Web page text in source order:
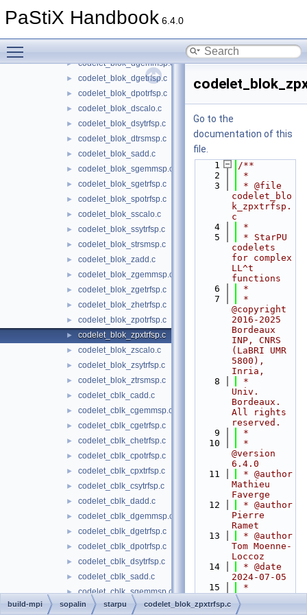
PaStiX Handbook 6.4.0
codelet_blok_csytrfsp.c
► codelet_blok_dgemmsp.c
► codelet_blok_dgetrfsp.c
► codelet_blok_dpotrfsp.c
► codelet_blok_dscalo.c
► codelet_blok_dsytrfsp.c
► codelet_blok_dtrsmsp.c
► codelet_blok_sadd.c
► codelet_blok_sgemmsp.c
► codelet_blok_sgetrfsp.c
► codelet_blok_spotrfsp.c
► codelet_blok_sscalo.c
► codelet_blok_ssytrfsp.c
► codelet_blok_strsmsp.c
► codelet_blok_zadd.c
► codelet_blok_zgemmsp.c
► codelet_blok_zgetrfsp.c
► codelet_blok_zhetrfsp.c
► codelet_blok_zpotrfsp.c
► codelet_blok_zpxtrfsp.c
► codelet_blok_zscalo.c
► codelet_blok_zsytrfsp.c
► codelet_blok_ztrsmsp.c
► codelet_cblk_cadd.c
► codelet_cblk_cgemmsp.c
► codelet_cblk_cgetrfsp.c
► codelet_cblk_chetrfsp.c
► codelet_cblk_cpotrfsp.c
► codelet_cblk_cpxtrfsp.c
► codelet_cblk_csytrfsp.c
► codelet_cblk_dadd.c
► codelet_cblk_dgemmsp.c
► codelet_cblk_dgetrfsp.c
► codelet_cblk_dpotrfsp.c
► codelet_cblk_dsytrfsp.c
► codelet_cblk_sadd.c
► codelet_cblk_sgemmsp.c
► codelet_cblk_sgetrfsp.c
Go to the
documentation of this
file.
    1
/**
    2
*
    3
* @file
codelet_blo
k_zpxtrfsp.
c
    4
*
    5
* StarPU
codelets
for complex
LL^t
functions
    6
*
    7
*
@copyright
2016-2025
Bordeaux
INP, CNRS
(LaBRI UMR
5800),
Inria,
    8
*
Univ.
Bordeaux.
All rights
reserved.
    9
*
   10
*
@version
6.4.0
   11
* @author
Mathieu
Faverge
   12
* @author
Pierre
Ramet
   13
* @author
Tom Moenne-
Loccoz
   14
* @date
2024-07-05
   15
*
*
@generated
build-mpi sopalin starpu codelet_blok_zpxtrfsp.c